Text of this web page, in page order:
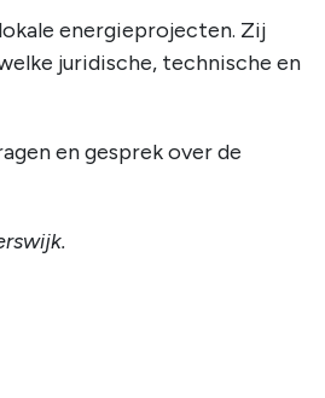
energieprojecten. Zij
juridische, technische en
en gesprek over de